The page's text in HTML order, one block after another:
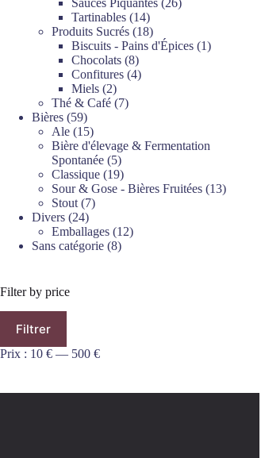
Tartinables 1414
produits
Produits Sucrés 1818
produits
Biscuits - Pains d'Épices 11
Chocolats 88
produits
Confitures 44
Miels 22
produits
Thé & Café 77
Bières 5959
produits
Ale 1515
produits
Bière d'élevage & Fermentation
Spontanée 55
produits
Classique 1919
produits
Sour & Gose - Bières Fruitées 1313
Stout 77
Divers 2424
produits
Emballages 1212
Sans catégorie 88
Filter by price
min
maxFiltrer
Prix : 10 € — 500 €